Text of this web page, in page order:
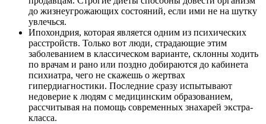
до жизнеугрожающих состояний, если ими не на шутку
увлечься.
Ипохондрия, которая является одним из психических
расстройств. Только вот люди, страдающие этим
заболеванием в классическом варианте, склонны ходить
по врачам и рано или поздно добираются до кабинета
психиатра, чего не скажешь о жертвах
гипердиагностики. Последние сразу испытывают
недоверие к людям с медицинским образованием,
рассчитывая на помощь современных знахарей экстра-
класса.